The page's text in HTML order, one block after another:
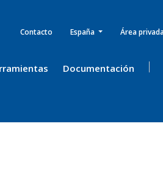
Contacto España Área
Documentación